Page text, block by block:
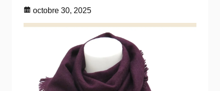
octobre 30, 2025